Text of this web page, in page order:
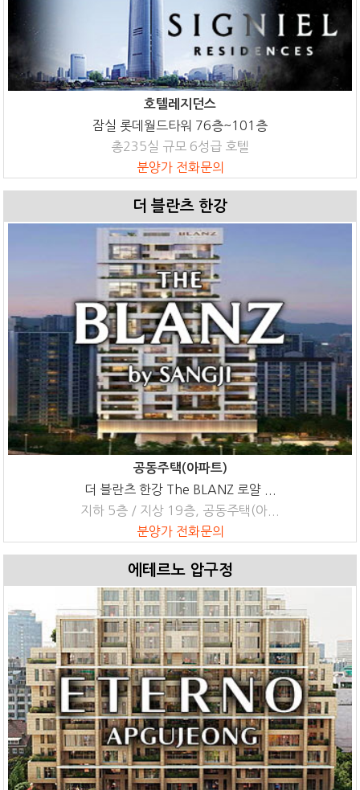
호텔레지던스
잠실 롯데월드타워 76층~101층
총235실 규모 6성급 호텔
분양가 전화문의
더 블란츠 한강
공동주택(아파트)
더 블란츠 한강 The BLANZ 로얄 ...
지하 5층 / 지상 19층, 공동주택(아...
분양가 전화문의
에테르노 압구정